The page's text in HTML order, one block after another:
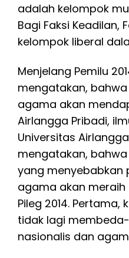
adalah kelompok
Bagi Faksi Keadilan,
kelompok liberal
Menjelang Pemilu
mengatakan,
agama akan
Airlangga Pribadi,
Universitas
mengatakan,
yang menyebabkan
agama akan
Pileg 2014.
tidak lagi
nasionalis dan